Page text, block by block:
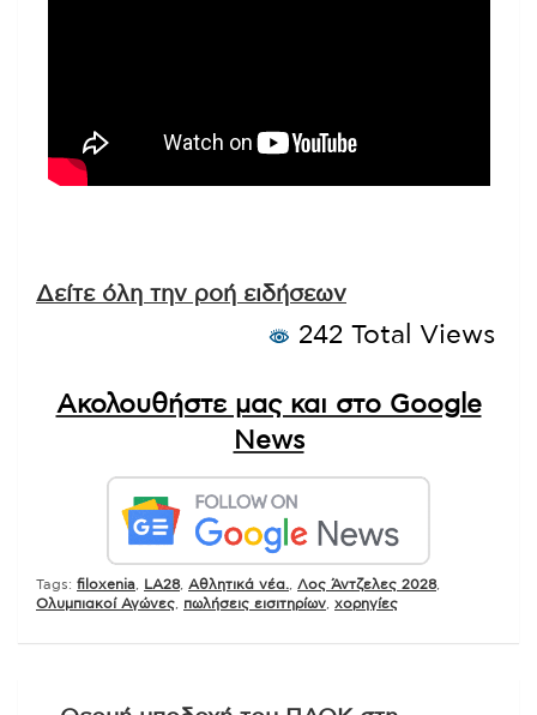
Δείτε όλη την ροή ειδήσεων
242 Total Views
Ακολουθήστε μας και στο Google
News
Tags: filoxenia LA28, Αθλητικά νέα. Λος Άντζελες 2028,
Ολυμπιακοί Αγώνες
πωλήσεις εισιτηρίων χορηγίες